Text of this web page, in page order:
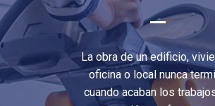
La obra de un edificio,
oficina o local nunca
cuando acaban los